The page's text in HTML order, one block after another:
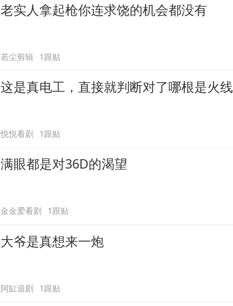
老实人拿起枪你连求饶的机会都没有
若尘剪辑 1跟贴
这是真电工，直接就判断对了哪根是火线
悦悦看剧 1跟贴
满眼都是对36D的渴望
金金爱看剧 1跟贴
大爷是真想来一炮
阿缸追剧 1跟贴